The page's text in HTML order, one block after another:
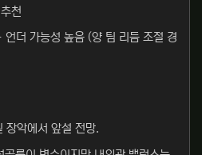
천
더 가능성 높음 (양 팀 리듬 조절 경
장악에서 앞설 전망.